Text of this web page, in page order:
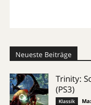
Neueste Beiträge
Trinity:
(PS3)
Klassik